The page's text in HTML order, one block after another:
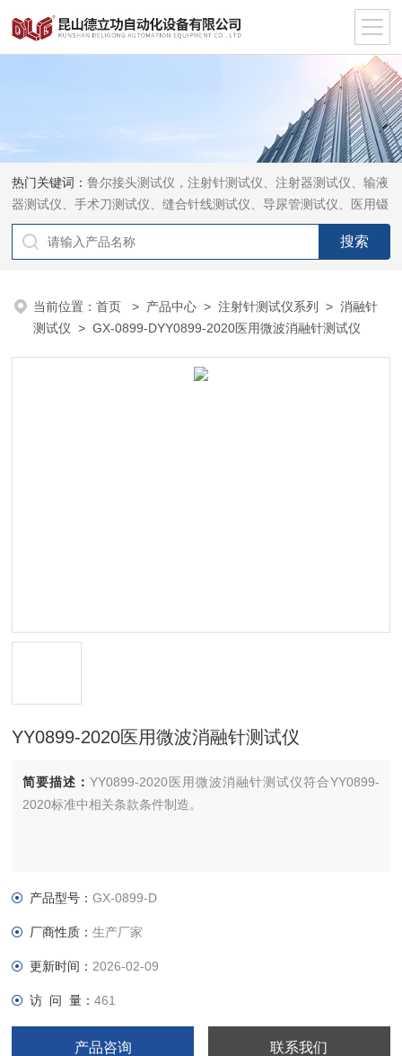
热门关键词：鲁尔接头测试仪，注射针测试仪、注射器测试仪、输液
器测试仪、手术刀测试仪、缝合针线测试仪、导尿管测试仪、医用镊
钳测试仪、导引管导丝测试仪、针灸针测试仪、留置针测试仪
当前位置：首页 > 产品中心 >注射针测试仪系列 >消融针
测试仪 > GX-0899-DYY0899-2020医用微波消融针测试仪
YY0899-2020医用微波消融针测试仪
简要描述：YY0899-2020医用微波消融针测试仪符合YY0899-
2020标准中相关条款条件制造。
产品型号：GX-0899-D
厂商性质：生产厂家
更新时间： 2026-02-09
访 问 量：461
产品咨询 联系我们